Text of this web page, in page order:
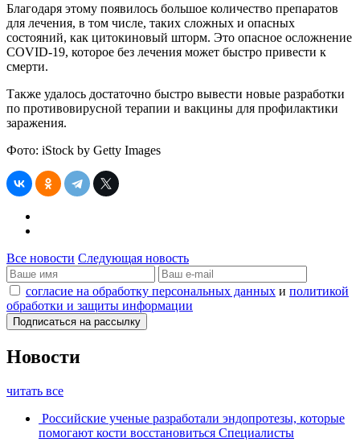
Благодаря этому появилось большое количество препаратов
для лечения, в том числе, таких сложных и опасных
состояний, как цитокиновый шторм. Это опасное осложнение
COVID-19, которое без лечения может быстро привести к
смерти.
Также удалось достаточно быстро вывести новые разработки
по противовирусной терапии и вакцины для профилактики
заражения.
Фото: iStock by Getty Images
Все новости Следующая новость
согласие на обработку персональных данных и политикой
обработки и защиты информации
Новости
читать все
Российские ученые разработали эндопротезы, которые
помогают кости восстановиться Специалисты